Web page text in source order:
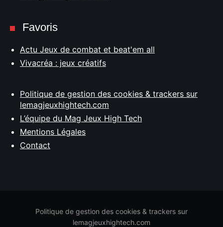
Favoris
Actu Jeux de combat et beat'em all
Vivacréa : jeux créatifs
Politique de gestion des cookies & trackers sur
lemagjeuxhightech.com
L’équipe du Mag Jeux High Tech
Mentions Légales
Contact
Politique de gestion des cookies & trackers sur
lemagjeuxhightech.com